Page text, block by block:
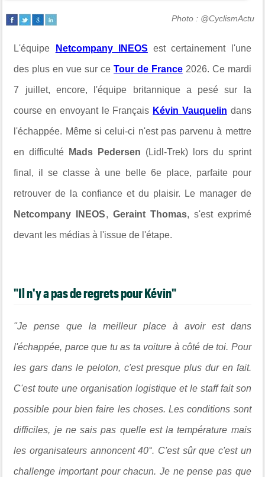
Photo : @CyclismActu
L'équipe Netcompany INEOS est certainement l'une
des plus en vue sur ce Tour de France2026. Ce mardi
7 juillet, encore, l'équipe britannique a pesé sur la
course en envoyant le Français Kévin Vauquelin dans
l'échappée. Même si celui-ci n'est pas parvenu à mettre
en difficulté Mads Pedersen (Lidl-Trek) lors du sprint
final, il se classe à une belle 6e place, parfaite pour
retrouver de la confiance et du plaisir. Le manager de
Netcompany INEOS, Geraint Thomas, s'est exprimé
devant les médias à l'issue de l'étape.
"Il n'y a pas de regrets pour Kévin"
"Je pense que la meilleur place à avoir est dans
l'échappée, parce que tu as ta voiture à côté de toi. Pour
les gars dans le peloton, c'est presque plus dur en fait.
C'est toute une organisation logistique et le staff fait son
possible pour bien faire les choses. Les conditions sont
difficiles, je ne sais pas quelle est la température mais
les organisateurs annoncent 40°. C'est sûr que c'est un
challenge important pour chacun. Je ne pense pas que